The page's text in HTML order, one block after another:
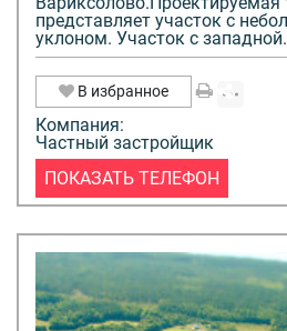
представляет участок с
уклоном. Участок с
В избранное
Компания:
Частный застройщик
ПОКАЗАТЬ ТЕЛЕФОН